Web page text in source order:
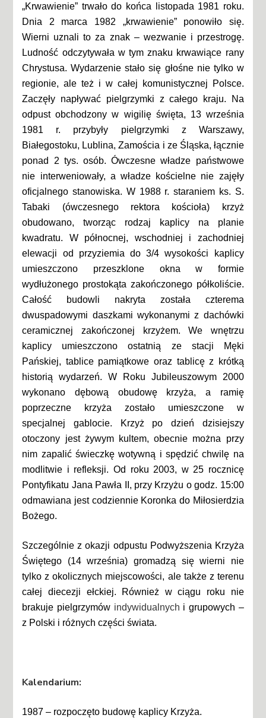
„Krwawienie” trwało do końca listopada 1981 roku.
Dnia 2 marca 1982 „krwawienie” ponowiło się.
Wierni uznali to za znak – wezwanie i przestrogę.
Ludność odczytywała w tym znaku krwawiące rany
Chrystusa. Wydarzenie stało się głośne nie tylko w
regionie, ale też i w całej komunistycznej Polsce.
Zaczęły napływać pielgrzymki z całego kraju. Na
odpust obchodzony w wigilię święta, 13 września
1981 r. przybyły pielgrzymki z Warszawy,
Białegostoku, Lublina, Zamościa i ze Śląska, łącznie
ponad 2 tys. osób. Ówczesne władze państwowe
nie interweniowały, a władze kościelne nie zajęły
oficjalnego stanowiska. W 1988 r. staraniem ks. S.
Tabaki (ówczesnego rektora kościoła) krzyż
obudowano, tworząc rodzaj kaplicy na planie
kwadratu. W północnej, wschodniej i zachodniej
elewacji od przyziemia do 3/4 wysokości kaplicy
umieszczono przeszklone okna w formie
wydłużonego prostokąta zakończonego półkoliście.
Całość budowli nakryta została czterema
dwuspadowymi daszkami wykonanymi z dachówki
ceramicznej zakończonej krzyżem. We wnętrzu
kaplicy umieszczono ostatnią ze stacji Męki
Pańskiej, tablice pamiątkowe oraz tablicę z krótką
historią wydarzeń. W Roku Jubileuszowym 2000
wykonano dębową obudowę krzyża, a ramię
poprzeczne krzyża zostało umieszczone w
specjalnej gablocie. Krzyż po dzień dzisiejszy
otoczony jest żywym kultem, obecnie można przy
nim zapalić świeczkę wotywną i spędzić chwilę na
modlitwie i refleksji. Od roku 2003, w 25 rocznicę
Pontyfikatu Jana Pawła II, przy Krzyżu o godz. 15:00
odmawiana jest codziennie Koronka do Miłosierdzia
Bożego.
Szczególnie z okazji odpustu Podwyższenia Krzyża
Świętego (14 września) gromadzą się wierni nie
tylko z okolicznych miejscowości, ale także z terenu
całej diecezji ełckiej. Również w ciągu roku nie
brakuje pielgrzymów indywidualnych i grupowych –
z Polski i różnych części świata.
Kalendarium:
1987 – rozpoczęto budowę kaplicy Krzyża.